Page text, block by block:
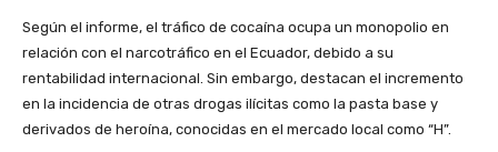
Según el informe, el tráfico de cocaína ocupa un monopolio en
relación con el narcotráfico en el Ecuador, debido a su
rentabilidad internacional. Sin embargo, destacan el incremento
en la incidencia de otras drogas ilícitas como la pasta base y
derivados de heroína, conocidas en el mercado local como “H”.